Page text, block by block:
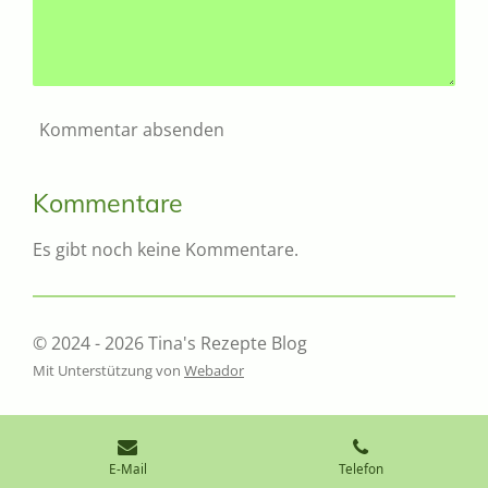
Kommentar absenden
Kommentare
Es gibt noch keine Kommentare.
© 2024 - 2026 Tina's Rezepte Blog
Mit Unterstützung von Webador
E-Mail Telefon